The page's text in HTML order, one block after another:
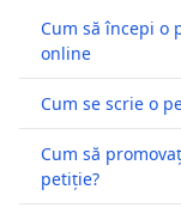
Cum să începi o
online
Cum se scrie o
Cum să
petiție?